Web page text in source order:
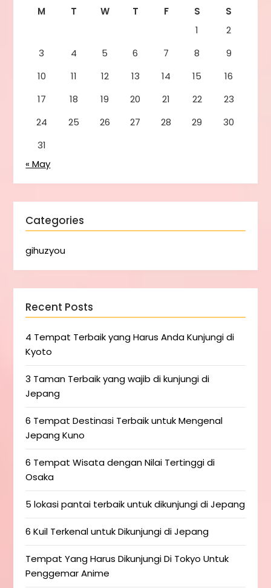
M T W T F S
S
1
2
3
4 5 6 7 8
9
10
11 12 13 14 15
16
17
18 19 20 21 22
23
24
25 26 27 28 29
30
31
« May
Categories
gihuzyou
Recent Posts
4 Tempat Terbaik yang Harus Anda Kunjungi di
Kyoto
3 Taman Terbaik yang wajib di kunjungi di
Jepang
6 Tempat Destinasi Terbaik untuk Mengenal
Jepang Kuno
6 Tempat Wisata dengan Nilai Tertinggi di
Osaka
5 lokasi pantai terbaik untuk dikunjungi di Jepang
6 Kuil Terkenal untuk Dikunjungi di Jepang
Tempat Yang Harus Dikunjungi Di Tokyo Untuk
Penggemar Anime